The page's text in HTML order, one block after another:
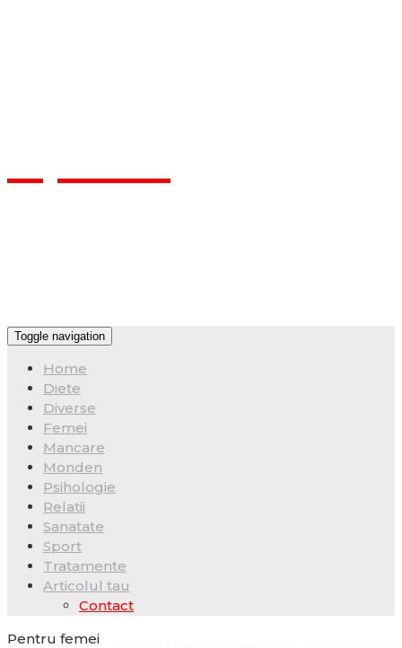
Flpa.ro
Toggle navigation
Home
Diete
Diverse
Femei
Mancare
Monden
Psihologie
Relatii
Sanatate
Sport
Tratamente
Articolul tau
Contact
Pentru femei